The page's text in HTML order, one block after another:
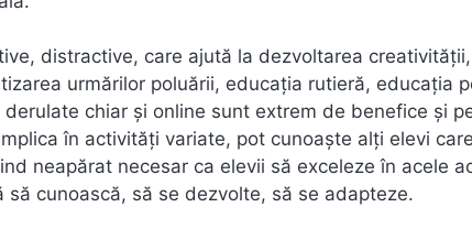
distractive, care ajută la dezvoltarea
urmărilor poluării, educaţia rutieră, educaţia
chiar și online sunt extrem de benefice și
în activități variate, pot cunoaște alți elevi
neapărat necesar ca elevii să exceleze în acele
cunoască, să se dezvolte, să se adapteze.